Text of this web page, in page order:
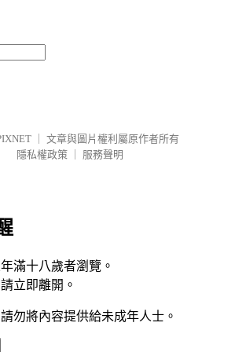
文章與圖片權利屬原作者所有
隱私權政策
服務聲明
滿十八歲者瀏覽。
立即離開。
勿將內容提供給未成年人士。